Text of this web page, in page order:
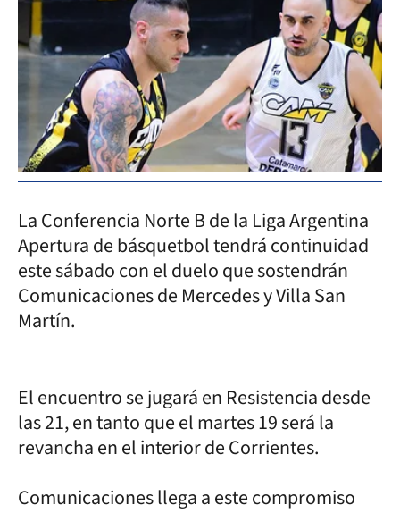
La Conferencia Norte B de la Liga Argentina
Apertura de básquetbol tendrá continuidad
este sábado con el duelo que sostendrán
Comunicaciones de Mercedes y Villa San
Martín.
El encuentro se jugará en Resistencia desde
las 21, en tanto que el martes 19 será la
revancha en el interior de Corrientes.
Comunicaciones llega a este compromiso